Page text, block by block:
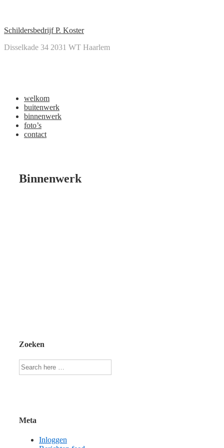
naar
hoofdinhoud
Schildersbedrijf P. Koster
Disselkade 34 2031 WT Haarlem
Navigation
welkom
buitenwerk
binnenwerk
foto’s
contact
Binnenwerk
Zoeken
Zoeken
naar:
Meta
Inloggen